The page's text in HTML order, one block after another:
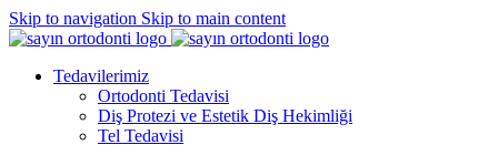
Skip to navigation Skip to main content
Tedavilerimiz
Ortodonti Tedavisi
Diş Protezi ve Estetik Diş Hekimliği
Tel Tedavisi